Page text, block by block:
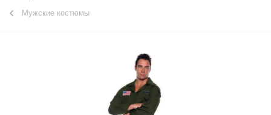
Мужские костюмы